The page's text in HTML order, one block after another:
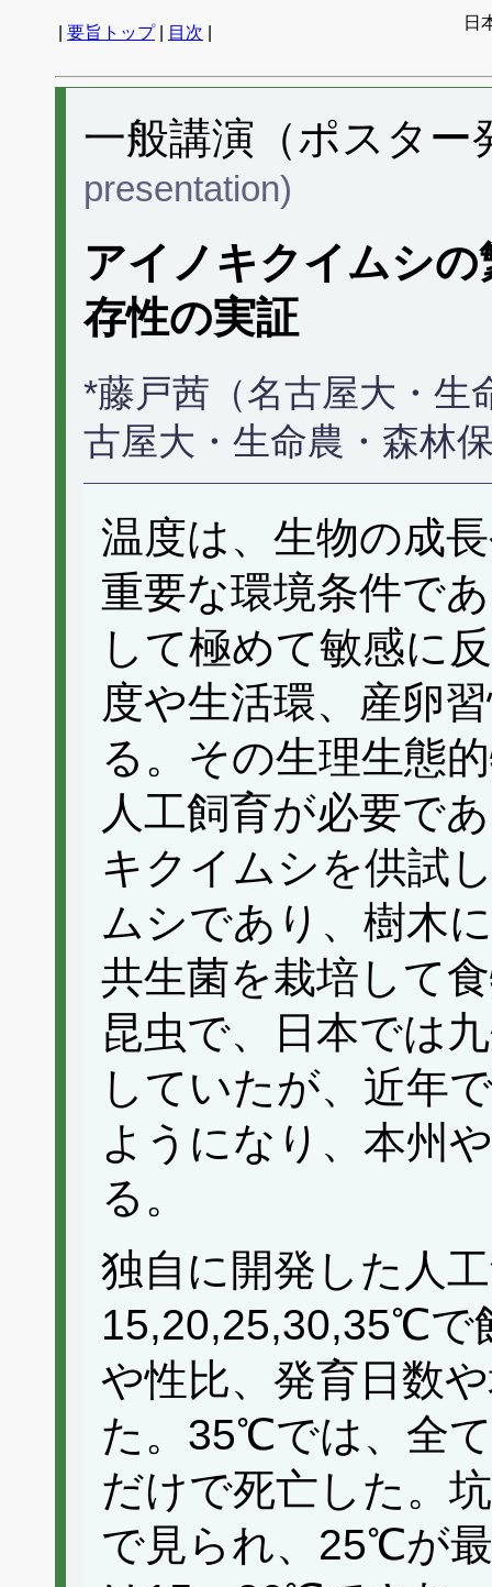
要旨トップ| 目次
日
一般講演（ポスタ
presentation)
アイノキクイムシ
存性の実証
*藤戸茜（名古屋大・生
古屋大・生命農・森林
温度は、生物の成
重要な環境条件で
して極めて敏感に
度や生活環、産卵
る。その生理生態
人工飼育が必要で
キクイムシを供試
ムシであり、樹木
共生菌を栽培して
昆虫で、日本では
していたが、近年
ようになり、本州
る。
独自に開発した人
15,20,25,30,35℃で
や性比、発育日数
た。35℃では、全
だけで死亡した。
で見られ、25℃が